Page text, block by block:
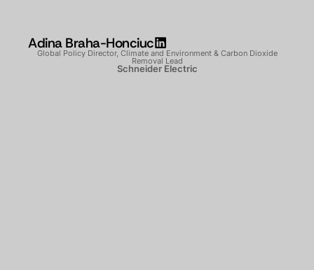
Adina Braha-Honciuc
Global Policy Director, Climate and Environment & Carbon Dioxide
Removal Lead
Schneider Electric